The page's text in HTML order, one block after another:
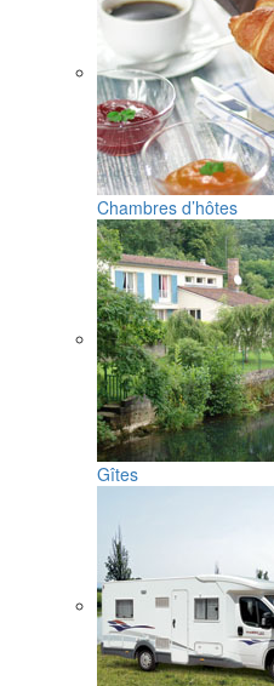
Chambres d’hôtes
Gîtes